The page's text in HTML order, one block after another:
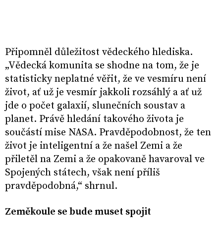
Připomněl důležitost vědeckého hlediska.
„Vědecká komunita se shodne na tom, že je
statisticky neplatné věřit, že ve vesmíru není
život, ať už je vesmír jakkoli rozsáhlý a ať už
jde o počet galaxií, slunečních soustav a
planet. Právě hledání takového života je
součástí mise NASA. Pravděpodobnost, že ten
život je inteligentní a že našel Zemi a že
přiletěl na Zemi a že opakovaně havaroval ve
Spojených státech, však není příliš
pravděpodobná,“ shrnul.
Zeměkoule se bude muset spojit